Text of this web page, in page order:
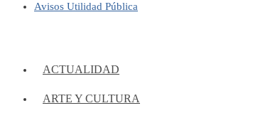
Avisos Utilidad Pública
ACTUALIDAD
ARTE Y CULTURA